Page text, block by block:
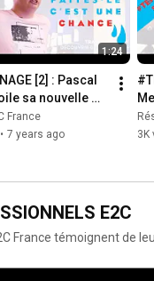
1:24
[2] : Pascal
sa nouvelle
professionnelle
E2C
France
• 7 years ago
3K
I R E S : PROFESSIONNELS E2C
France témoignent de